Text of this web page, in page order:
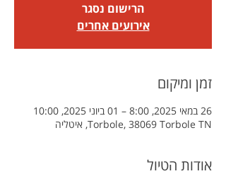
הרישום נסגר
אירועים אחרים
זמן ומיקום
26 במאי 2025, 8:00 – 01 ביוני 2025, 10:00
Torbole, 38069 Torbole TN, איטליה
אודות הטיול